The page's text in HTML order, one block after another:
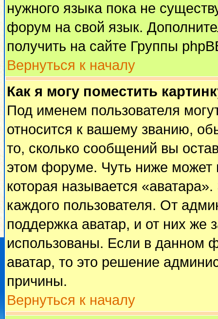
нужного языка пока не
форум на свой язык.
получить на сайте Группы
Вернуться к началу
Как я могу поместить
Под именем пользователя
относится к вашему званию,
то, сколько сообщений вы
этом форуме. Чуть ниже может
которая называется
каждого пользователя. От
поддержка аватар, и от них же
использованы. Если в данном
аватар, то это решение
причины.
Вернуться к началу